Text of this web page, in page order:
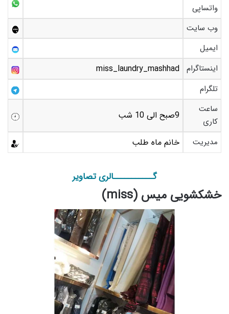
واتساپی
وب سایت
ایمیل
اینستاگرام miss_laundry_mashhad
تلگرام
ساعت
کاری
9صبح الی 10 شب
مدیریت خانم ماه طلب
گـــــــــــالری تصاویر
خشکشویی میس (miss)